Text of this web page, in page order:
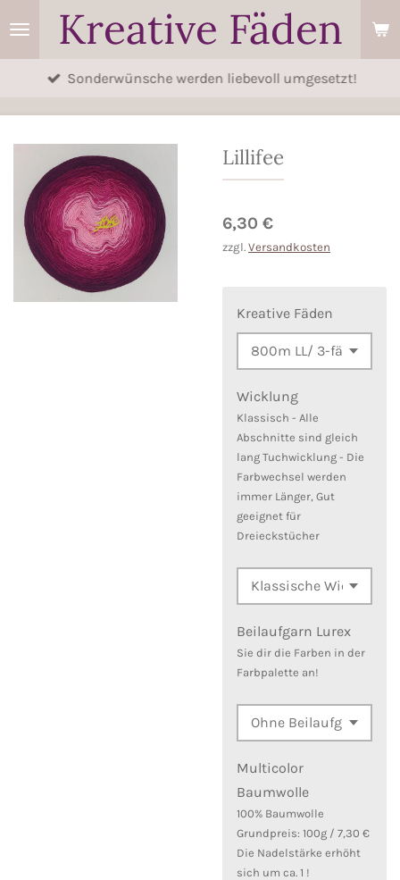
Zum
HauptinhaltKreative Fäden
Sonderwünsche werden liebevoll umgesetzt!
Lillifee
6,30 €
zzgl. Versandkosten
Kreative Fäden
Wicklung
Klassisch - Alle
Abschnitte sind gleich
lang Tuchwicklung - Die
Farbwechsel werden
immer Länger, Gut
geeignet für
Dreieckstücher
Beilaufgarn Lurex
Sie dir die Farben in der
Farbpalette an!
Multicolor
Baumwolle
100% Baumwolle
Grundpreis: 100g / 7,30 €
Die Nadelstärke erhöht
sich um ca. 1 !